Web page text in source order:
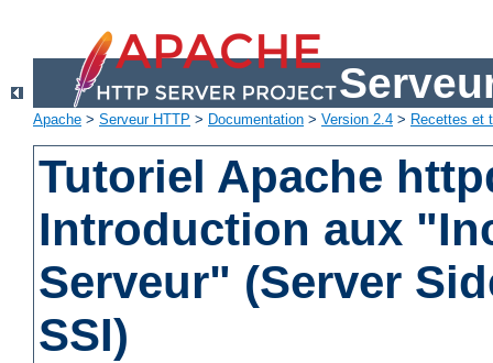
Apache > Serveur HTTP > Documentation > Version 2.4 > Recettes et
Tutoriel Apache
Introduction aux
Serveur" (Server
SSI)